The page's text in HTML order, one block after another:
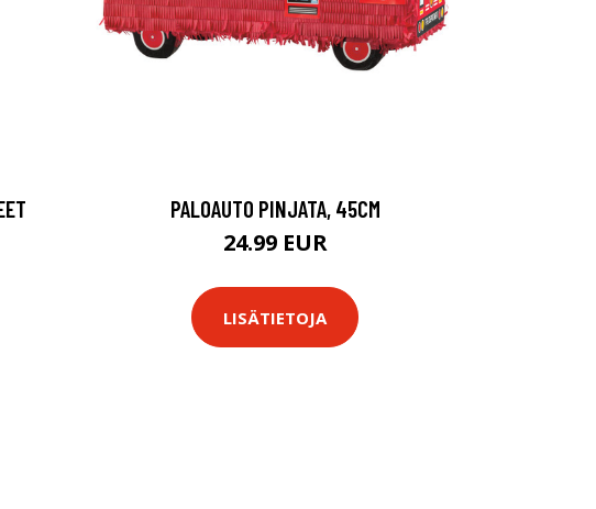
PALOAUTO PINJATA, 45CM
24.99 EUR
LISÄTIETOJA